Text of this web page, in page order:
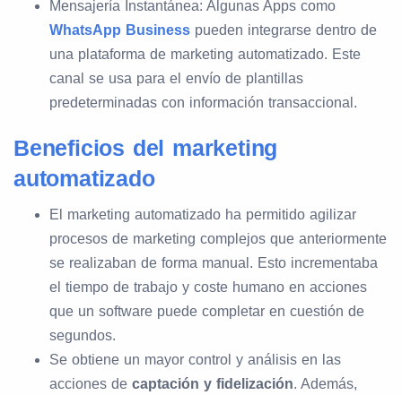
Mensajería Instantánea: Algunas Apps como
WhatsApp Business pueden integrarse dentro de
una plataforma de marketing automatizado. Este
canal se usa para el envío de plantillas
predeterminadas con información transaccional.
Beneficios del marketing
automatizado
El marketing automatizado ha permitido agilizar
procesos de marketing complejos que anteriormente
se realizaban de forma manual. Esto incrementaba
el tiempo de trabajo y coste humano en acciones
que un software puede completar en cuestión de
segundos.
Se obtiene un mayor control y análisis en las
acciones de captación y fidelización. Además,